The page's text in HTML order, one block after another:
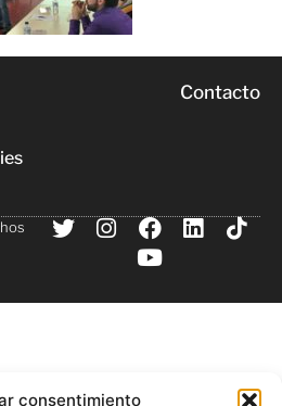
consentimiento
Contacto